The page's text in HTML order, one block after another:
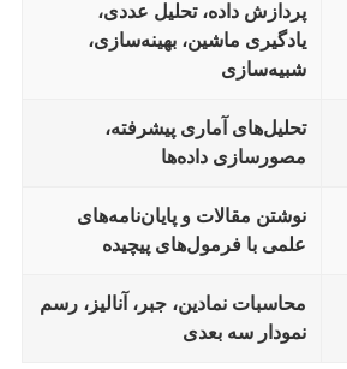
پردازش داده، تحلیل عددی،
یادگیری ماشین، بهینه‌سازی،
شبیه‌سازی
تحلیل‌های آماری پیشرفته،
مصورسازی داده‌ها
نوشتن مقالات و پایان‌نامه‌های
علمی با فرمول‌های پیچیده
محاسبات نمادین، جبر، آنالیز، رسم
نمودار سه بعدی